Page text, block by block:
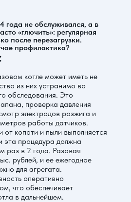
года не обслуживался, а в
«глючить»: регулярная
после перезагрузки.
профилактика?
котле может иметь не
из них устранимо во
обследования. Это
проверка давления
электродов розжига и
работы датчиков.
от копоти и пыли выполняется
эта процедура должна
раз в 2 года. Разовая
рублей, и ее ежегодное
для агрегата.
оперативно
что обеспечивает
в дальнейшем.